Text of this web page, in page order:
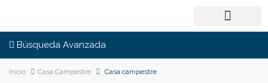
Búsqueda Avanzada
Inicio Casa Campestre Casa campestre